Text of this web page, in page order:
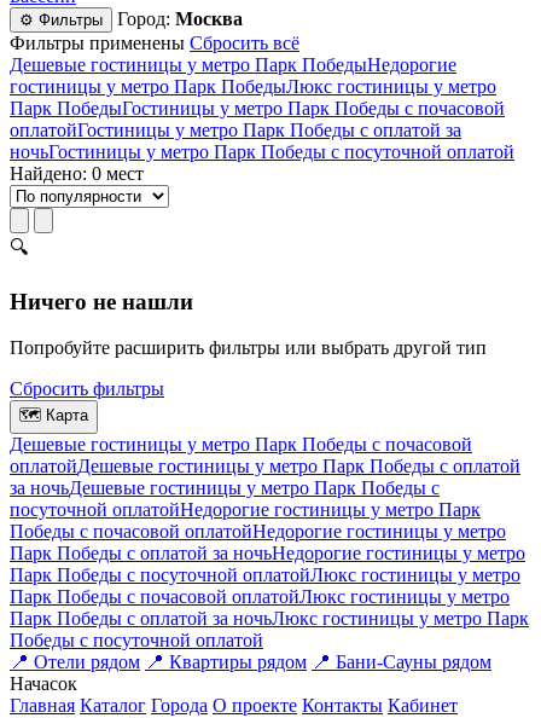
⚙ Фильтры Город: Москва
Фильтры применены Сбросить всё
Дешевые гостиницы у метро Парк ПобедыНедорогие
гостиницы у метро Парк ПобедыЛюкс гостиницы у метро
Парк ПобедыГостиницы у метро Парк Победы c почасовой
оплатойГостиницы у метро Парк Победы с оплатой за
ночьГостиницы у метро Парк Победы c посуточной оплатой
Найдено: 0 мест
🔍
Ничего не нашли
Попробуйте расширить фильтры или выбрать другой тип
Сбросить фильтры
🗺 Карта
Дешевые гостиницы у метро Парк Победы c почасовой
оплатойДешевые гостиницы у метро Парк Победы с оплатой
за ночьДешевые гостиницы у метро Парк Победы c
посуточной оплатойНедорогие гостиницы у метро Парк
Победы c почасовой оплатойНедорогие гостиницы у метро
Парк Победы с оплатой за ночьНедорогие гостиницы у метро
Парк Победы c посуточной оплатойЛюкс гостиницы у метро
Парк Победы c почасовой оплатойЛюкс гостиницы у метро
Парк Победы с оплатой за ночьЛюкс гостиницы у метро Парк
Победы c посуточной оплатой
📍 Отели рядом 📍 Квартиры рядом 📍 Бани-Сауны рядом
Начасок
Главная Каталог Города О проекте Контакты Кабинет